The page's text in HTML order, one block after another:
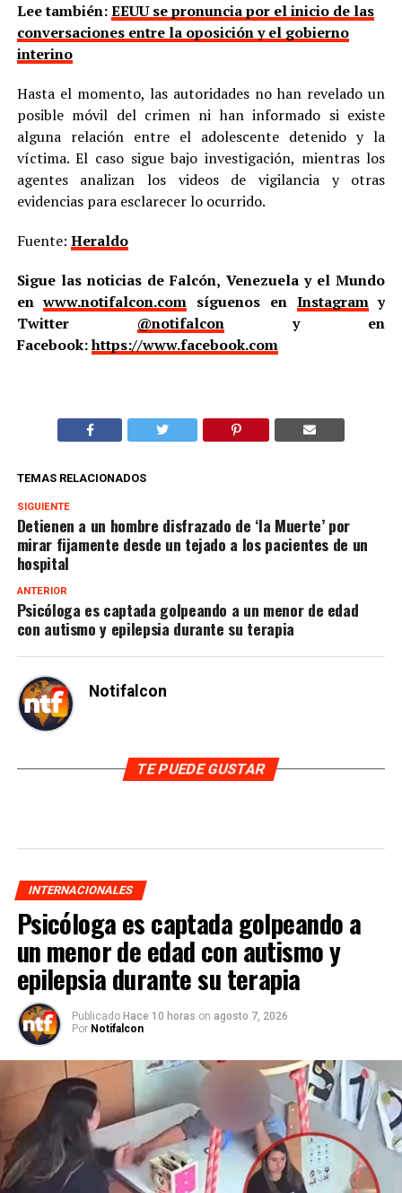
Lee también:EEUU se pronuncia por el inicio de las
conversaciones entre la oposición y el gobierno
interino
Hasta el momento, las autoridades no han revelado un
posible móvil del crimen ni han informado si existe
alguna relación entre el adolescente detenido y la
víctima. El caso sigue bajo investigación, mientras los
agentes analizan los videos de vigilancia y otras
evidencias para esclarecer lo ocurrido.
Fuente: Heraldo
Sigue las noticias de Falcón, Venezuela y el Mundo
enwww.notifalcon.com síguenos en Instagramy
Twitter @notifalcony en
Facebook:https://www.facebook.com
TEMAS RELACIONADOS
SIGUIENTE
Detienen a un hombre disfrazado de ‘la Muerte’ por
mirar fijamente desde un tejado a los pacientes de un
hospital
ANTERIOR
Psicóloga es captada golpeando a un menor de edad
con autismo y epilepsia durante su terapia
Notifalcon
TE PUEDE GUSTAR
INTERNACIONALES
Psicóloga es captada golpeando a
un menor de edad con autismo y
epilepsia durante su terapia
Publicado Hace 10 horas on agosto 7, 2026
Por Notifalcon